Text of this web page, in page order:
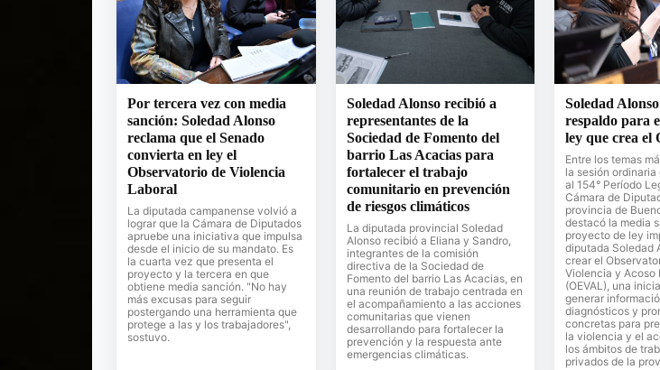
Por tercera vez con media
sanción: Soledad Alonso
reclama que el Senado
convierta en ley el
Observatorio de Violencia
Laboral
La diputada campanense volvió a
lograr que la Cámara de Diputados
apruebe una iniciativa que impulsa
desde el inicio de su mandato. Es
la cuarta vez que presenta el
proyecto y la tercera en que
obtiene media sanción. "No hay
más excusas para seguir
postergando una herramienta que
protege a las y los trabajadores",
sostuvo.
Soledad Alonso recibió a
representantes de la
Sociedad de Fomento del
barrio Las Acacias para
fortalecer el trabajo
comunitario en prevención
de riesgos climáticos
La diputada provincial Soledad
Alonso recibió a Eliana y Sandro,
integrantes de la comisión
directiva de la Sociedad de
Fomento del barrio Las Acacias, en
una reunión de trabajo centrada en
el acompañamiento a las acciones
comunitarias que vienen
desarrollando para fortalecer la
prevención y la respuesta ante
emergencias climáticas.
Soledad
respaldo para
ley que crea el
Entre los temas
la sesión
al 154° Período
Cámara de
provincia de
destacó la media
proyecto de ley
diputada Soledad
crear el
Violencia y Acoso
(OEVAL), una
generar
diagnósticos y
concretas para
la violencia y el
los ámbitos de
privados de la